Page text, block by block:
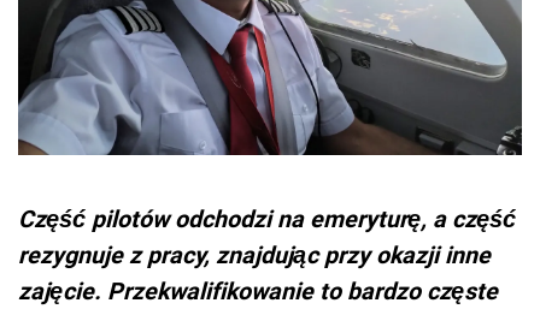
Część pilotów odchodzi na emeryturę, a część
rezygnuje z pracy, znajdując przy okazji inne
zajęcie. Przekwalifikowanie to bardzo częste